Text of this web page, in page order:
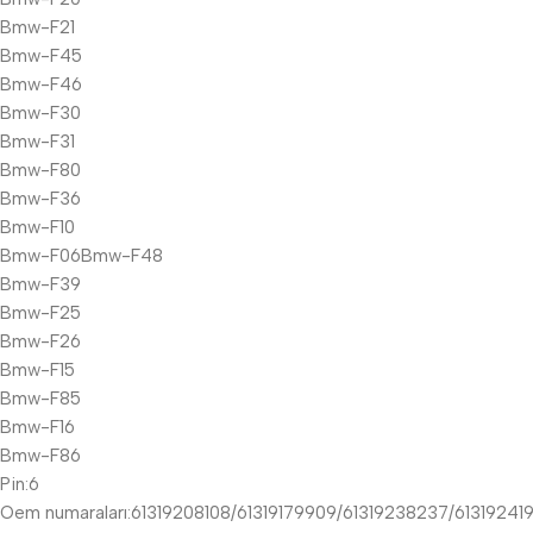
Bmw-F21
Bmw-F45
Bmw-F46
Bmw-F30
Bmw-F31
Bmw-F80
Bmw-F36
Bmw-F10
Bmw-F06Bmw-F48
Bmw-F39
Bmw-F25
Bmw-F26
Bmw-F15
Bmw-F85
Bmw-F16
Bmw-F86
Pin:6
Oem numaraları:61319208108/61319179909/61319238237/